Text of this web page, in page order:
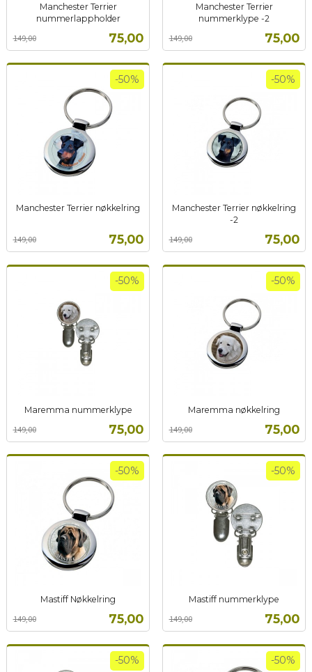
Manchester Terrier
nummerlappholder
Tilbud
75,00
149,00
mva.
Manchester Terrier
nummerklype -2
Tilbud
75,00
149,00
mva.
Manchester Terrier nøkkelring
Tilbud
75,00
149,00
-50%
Manchester Terrier nøkkelring
-2
Tilbud
75,00
149,00
-50%
mva.
Maremma nummerklype
Tilbud
75,00
149,00
-50%
mva.
Maremma nøkkelring
Tilbud
75,00
149,00
-50%
mva.
Mastiff Nøkkelring
Tilbud
75,00
149,00
-50%
mva.
Mastiff nummerklype
Tilbud
75,00
149,00
-50%
mva.
-50% -50%